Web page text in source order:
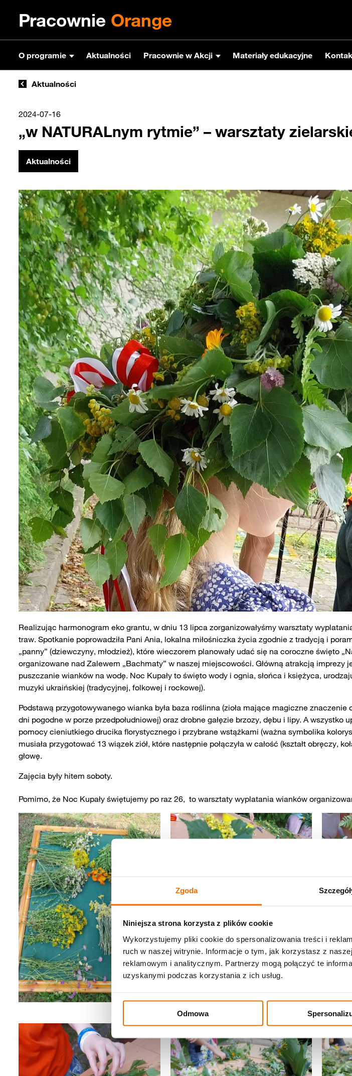
Zgoda
Niniejsza strona korzysta z plików cookie
Wykorzystujemy pliki cookie do spersonalizowania treści i
ruch w naszej witrynie. Informacje o tym, jak korzystasz z
reklamowym i analitycznym. Partnerzy mogą połączyć te
uzyskanymi podczas korzystania z ich usług.
Odmowa
Pracownie Orange
O programie Aktualności Pracownie w Akcji Materiały edukacyjne
Aktualności
2024-07-16
„w NATURALnym rytmie” – warsztaty
Aktualności
Realizując harmonogram eko grantu, w dniu 13 lipca zorganizowałyśmy warsztaty
traw. Spotkanie poprowadziła Pani Ania, lokalna miłośniczka życia zgodnie z tradycją i
„panny” (dziewczyny, młodzież), które wieczorem planowały udać się na coroczne święto
organizowane nad Zalewem „Bachmaty” w naszej miejscowości. Główną atrakcją imprezy
puszczanie wianków na wodę. Noc Kupały to święto wody i ognia, słońca i księżyca,
muzyki ukraińskiej (tradycyjnej, folkowej i rockowej).
Podstawą przygotowywanego wianka była baza roślinna (zioła mające magiczne znaczenie
dni pogodne w porze przedpołudniowej) oraz drobne gałęzie brzozy, dębu i lipy. A wszystko
pomocy cieniutkiego drucika florystycznego i przybrane wstążkami (ważna symbolika
musiała przygotować 13 wiązek ziół, które następnie połączyła w całość (kształt obręczy,
głowę.
Zajęcia były hitem soboty.
Pomimo, że Noc Kupały świętujemy po raz 26, to warsztaty wyplatania wianków